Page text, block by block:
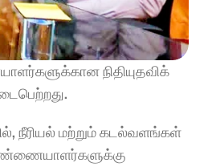
நிதியுதவிக்
நீரியல் மற்றும் கடல்வளங்கள்